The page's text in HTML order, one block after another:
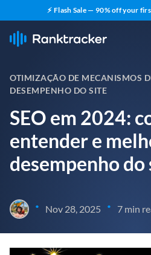
⚡ Flash Sale — 90% off your
OTIMIZAÇÃO DE MECANISMOS
DESEMPENHO DO SITE
SEO em 2024:
entender e
desempenho do
• Nov 28, 2025 • 7 min